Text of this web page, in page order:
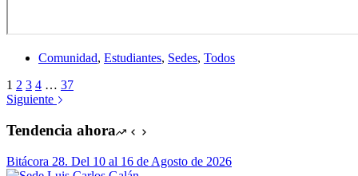
Comunidad, Estudiantes, Sedes, Todos
1 2 3 4 … 37
Siguiente
Tendencia ahora
Bitácora 28. Del 10 al 16 de Agosto de 2026